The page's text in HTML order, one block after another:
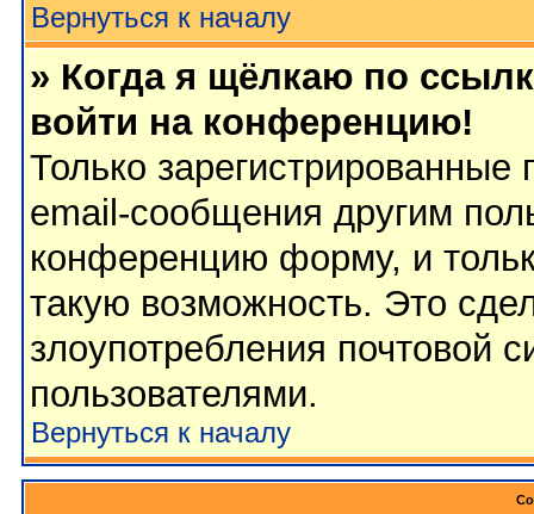
Вернуться к началу
» Когда я щёлкаю по
войти на конференцию!
Только зарегистрированные
email-сообщения другим
конференцию форму, и
такую возможность. Это
злоупотребления почтовой
пользователями.
Вернуться к началу